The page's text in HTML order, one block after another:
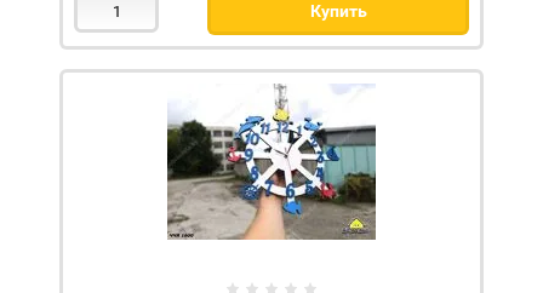
Купить